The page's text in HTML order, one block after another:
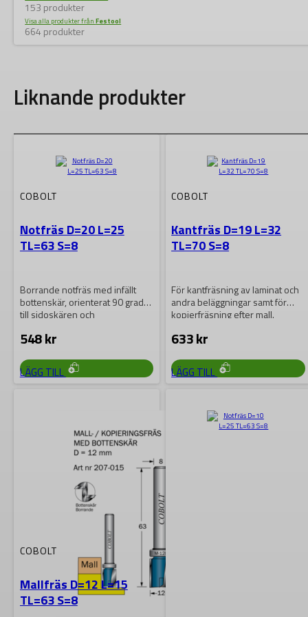
153 produkter
Visa alla produkter frånFestool
664 produkter
Liknande produkter
COBOLT
Notfräs D=20 L=25
TL=63 S=8
Borrande notfräs med infällt
bottenskär, orienterat 90 grader
till sidoskären och
vilket…
548kr
LÄGG TILL
COBOLT
Kantfräs D=19 L=32
TL=70 S=8
För kantfräsning av laminat och
andra beläggningar samt för
kopierfräsning efter mall.
bottenmonterat…
633kr
LÄGG TILL
COBOLT
Mallfräs D=12 L=15
TL=63 S=8